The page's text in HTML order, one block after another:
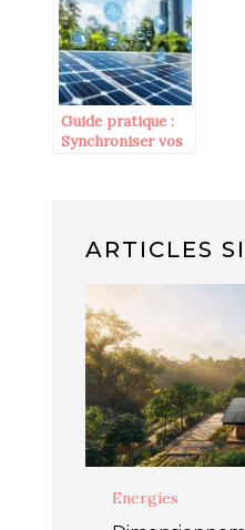
Guide pratique :
Synchroniser vos
ARTICLES
Energies